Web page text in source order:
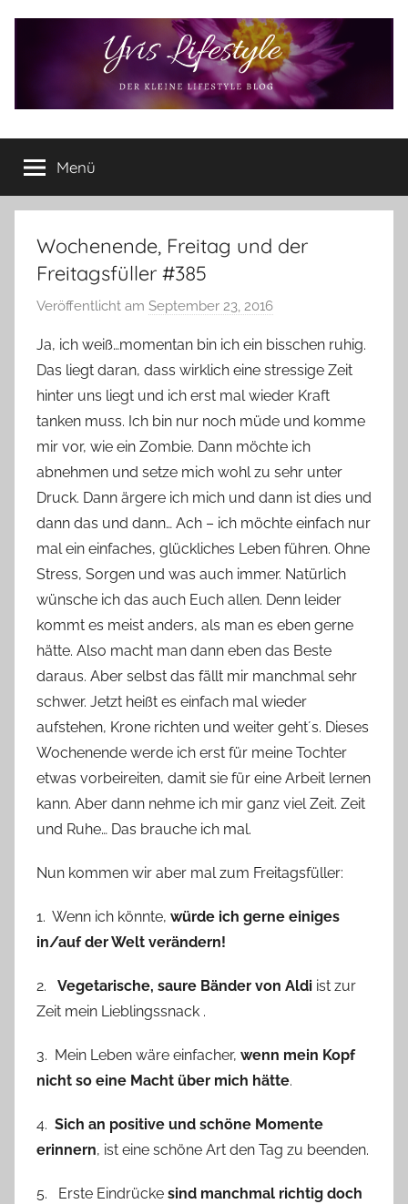
Yvis
Lifestyle
Lifestyle
Blog
–
Lifestyle,
Rezensionen,
Produkttests
und
mehr
Menü
Wochenende, Freitag und der
Freitagsfüller #385
Veröffentlicht am September 23, 2016
n
Y
v
o
n
n
e
Ja, ich weiß…momentan bin ich ein bisschen ruhig.
Das liegt daran, dass wirklich eine stressige Zeit
hinter uns liegt und ich erst mal wieder Kraft
tanken muss. Ich bin nur noch müde und komme
mir vor, wie ein Zombie. Dann möchte ich
abnehmen und setze mich wohl zu sehr unter
Druck. Dann ärgere ich mich und dann ist dies und
dann das und dann… Ach – ich möchte einfach nur
mal ein einfaches, glückliches Leben führen. Ohne
Stress, Sorgen und was auch immer. Natürlich
wünsche ich das auch Euch allen. Denn leider
kommt es meist anders, als man es eben gerne
hätte. Also macht man dann eben das Beste
daraus. Aber selbst das fällt mir manchmal sehr
schwer. Jetzt heißt es einfach mal wieder
aufstehen, Krone richten und weiter geht´s. Dieses
Wochenende werde ich erst für meine Tochter
etwas vorbeireiten, damit sie für eine Arbeit lernen
kann. Aber dann nehme ich mir ganz viel Zeit. Zeit
und Ruhe… Das brauche ich mal.
Nun kommen wir aber mal zum Freitagsfüller:
1. Wenn ich könnte, würde ich gerne einiges
in/auf der Welt verändern!
2. Vegetarische, saure Bänder von Aldi ist zur
Zeit mein Lieblingssnack .
3. Mein Leben wäre einfacher, wenn mein Kopf
nicht so eine Macht über mich hätte.
4. Sich an positive und schöne Momente
erinnern, ist eine schöne Art den Tag zu beenden.
5. Erste Eindrücke sind manchmal richtig doch